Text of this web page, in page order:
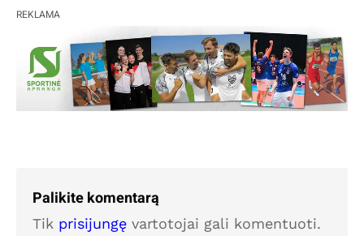
REKLAMA
Palikite komentarą
Tik prisijungę vartotojai gali komentuoti.